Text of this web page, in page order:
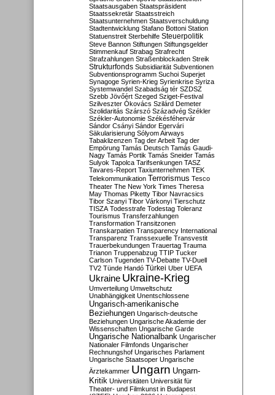
Staatsausgaben Staatspräsident
Staatssekretär Staatsstreich
Staatsunternehmen Staatsverschuldung
Stadtentwicklung Stafano Bottoni Station
Statuenstreit Sterbehilfe Steuerpolitik
Steve Bannon Stiftungen Stiftungsgelder
Stimmenkauf Strabag Strafrecht
Strafzahlungen Straßenblockaden Streik
Strukturfonds Subsidiarität Subventionen
Subventionsprogramm Suchoi Superjet
Synagoge Syrien-Krieg Syrienkrise Syriza
Systemwandel Szabadság tér SZDSZ
Szebb Jövőért Szeged Sziget-Festival
Szilveszter Ókovács Szilárd Demeter
Szolidaritás Szárszó Századvég Székler
Székler-Autonomie Székésféhervár
Sándor Csányi Sándor Egervári
Säkularisierung Sólyom Airways
Tabaklizenzen Tag der Arbeit Tag der
Empörung Tamás Deutsch Tamás Gaudi-
Nagy Tamás Portik Tamás Sneider Tamás
Sulyok Tapolca Tarifsenkungen TASZ
Tavares-Report Taxiunternehmen TEK
Telekommunikation Terrorismus Tesco
Theater The New York Times Theresa
May Thomas Piketty Tibor Navracsics
Tibor Szanyi Tibor Várkonyi Tierschutz
TISZA Todesstrafe Todestag Toleranz
Tourismus Transferzahlungen
Transformation Transitzonen
Transkarpatien Transparency International
Transparenz Transsexuelle Transvestit
Trauerbekundungen Trauertag Trauma
Trianon Truppenabzug TTIP Tucker
Carlson Tugenden TV-Debatte TV-Duell
TV2 Tünde Handó Türkei Uber UEFA
Ukraine Ukraine-Krieg
Umverteilung Umweltschutz
Unabhängigkeit Unentschlossene
Ungarisch-amerikanische
Beziehungen Ungarisch-deutsche
Beziehungen Ungarische Akademie der
Wissenschaften Ungarische Garde
Ungarische Nationalbank Ungarischer
Nationaler Filmfonds Ungarischer
Rechnungshof Ungarisches Parlament
Ungarische Staatsoper Ungarische
Ärztekammer Ungarn Ungarn-
Kritik Universitäten Universität für
Theater- und Filmkunst in Budapest